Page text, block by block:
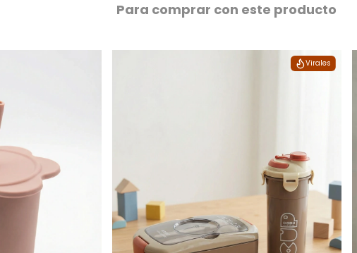
Para comprar con este producto
Virales